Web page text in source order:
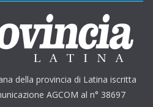
della provincia di Latina iscritta
AGCOM al n° 38697